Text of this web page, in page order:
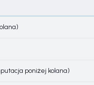
poniżej kolana)